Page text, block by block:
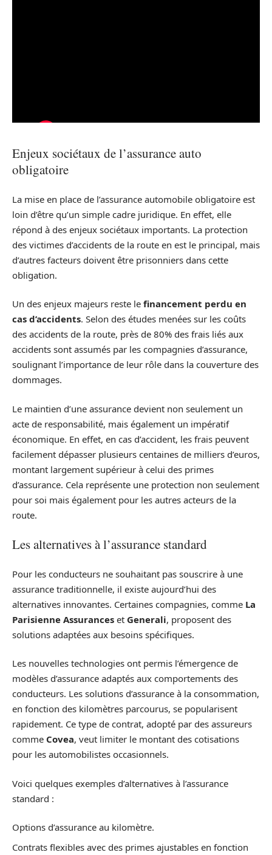
Enjeux sociétaux de l’assurance auto
obligatoire
La mise en place de l’assurance automobile obligatoire est
loin d’être qu’un simple cadre juridique. En effet, elle
répond à des enjeux sociétaux importants. La protection
des victimes d’accidents de la route en est le principal, mais
d’autres facteurs doivent être prisonniers dans cette
obligation.
Un des enjeux majeurs reste le financement perdu en
cas d’accidents. Selon des études menées sur les coûts
des accidents de la route, près de 80% des frais liés aux
accidents sont assumés par les compagnies d’assurance,
soulignant l’importance de leur rôle dans la couverture des
dommages.
Le maintien d’une assurance devient non seulement un
acte de responsabilité, mais également un impératif
économique. En effet, en cas d’accident, les frais peuvent
facilement dépasser plusieurs centaines de milliers d’euros,
montant largement supérieur à celui des primes
d’assurance. Cela représente une protection non seulement
pour soi mais également pour les autres acteurs de la
route.
Les alternatives à l’assurance standard
Pour les conducteurs ne souhaitant pas souscrire à une
assurance traditionnelle, il existe aujourd’hui des
alternatives innovantes. Certaines compagnies, comme La
Parisienne Assurances et Generali, proposent des
solutions adaptées aux besoins spécifiques.
Les nouvelles technologies ont permis l’émergence de
modèles d’assurance adaptés aux comportements des
conducteurs. Les solutions d’assurance à la consommation,
en fonction des kilomètres parcourus, se popularisent
rapidement. Ce type de contrat, adopté par des assureurs
comme Covea, veut limiter le montant des cotisations
pour les automobilistes occasionnels.
Voici quelques exemples d’alternatives à l’assurance
standard :
Options d’assurance au kilomètre.
Contrats flexibles avec des primes ajustables en fonction